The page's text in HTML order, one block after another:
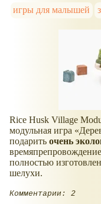
игры для малышей
Rice Husk Village
модульная игра
подарить очень
полностью
шелухи.
Комментарии: 2